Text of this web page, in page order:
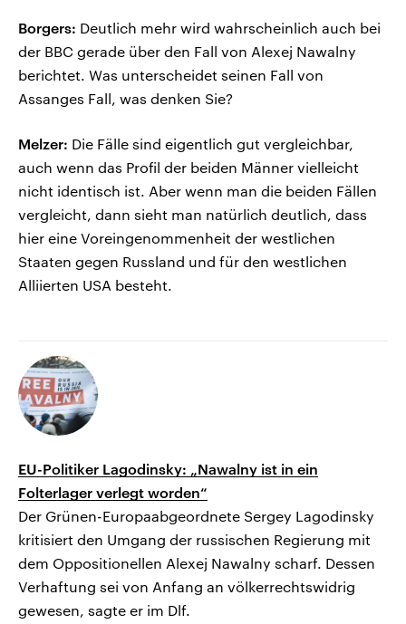
Borgers: Deutlich mehr wird wahrscheinlich auch bei
der BBC gerade über den Fall von Alexej Nawalny
berichtet. Was unterscheidet seinen Fall von
Assanges Fall, was denken Sie?
Melzer: Die Fälle sind eigentlich gut vergleichbar,
auch wenn das Profil der beiden Männer vielleicht
nicht identisch ist. Aber wenn man die beiden Fällen
vergleicht, dann sieht man natürlich deutlich, dass
hier eine Voreingenommenheit der westlichen
Staaten gegen Russland und für den westlichen
Alliierten USA besteht.
EU-Politiker Lagodinsky: „Nawalny ist in ein
Folterlager verlegt worden“
Der Grünen-Europaabgeordnete Sergey Lagodinsky
kritisiert den Umgang der russischen Regierung mit
dem Oppositionellen Alexej Nawalny scharf. Dessen
Verhaftung sei von Anfang an völkerrechtswidrig
gewesen, sagte er im Dlf.